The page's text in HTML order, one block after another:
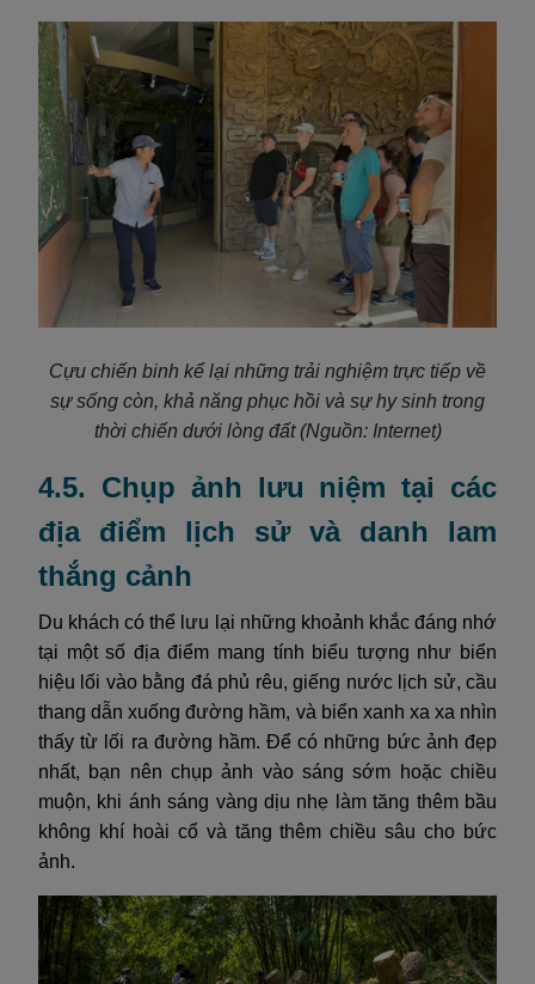
Cựu chiến binh kể lại những trải nghiệm trực tiếp về
sự sống còn, khả năng phục hồi và sự hy sinh trong
thời chiến dưới lòng đất(Nguồn: Internet)
4.5. Chụp ảnh lưu niệm tại các
địa điểm lịch sử và danh lam
thắng cảnh
Du khách có thể lưu lại những khoảnh khắc đáng nhớ
tại một số địa điểm mang tính biểu tượng như biển
hiệu lối vào bằng đá phủ rêu, giếng nước lịch sử, cầu
thang dẫn xuống đường hầm, và biển xanh xa xa nhìn
thấy từ lối ra đường hầm. Để có những bức ảnh đẹp
nhất, bạn nên chụp ảnh vào sáng sớm hoặc chiều
muộn, khi ánh sáng vàng dịu nhẹ làm tăng thêm bầu
không khí hoài cổ và tăng thêm chiều sâu cho bức
ảnh.